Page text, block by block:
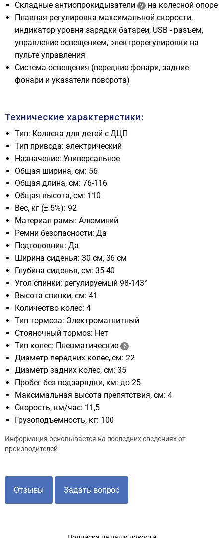
Складные антиопрокидыватели
на колесной опоре
Плавная регулировка максимальной скорости,
индикатор уровня зарядки батареи, USB - разъем,
управление освещением, электрорегулировки на
пульте управления
Система освещения (передние фонари, задние
фонари и указатели поворота)
Технические характеристики:
Тип: Коляска для детей с ДЦП
Тип привода: электрический
Назначение: Универсальное
Общая ширина, см: 56
Общая длина, см: 76-116
Общая высота, см: 110
Вес, кг (± 5%): 92
Материал рамы: Алюминий
Ремни безопасности: Да
Подголовник: Да
Ширина сиденья: 30 см, 36 см
Глубина сиденья, см: 35-40
Угол спинки: регулируемый 98-143°
Высота спинки, см: 41
Количество колес: 4
Тип тормоза: Электромагнитный
Стояночный тормоз: Нет
Тип колес: Пневматические
Диаметр передних колес, см: 22
Диаметр задних колес, см: 35
Пробег без подзарядки, км: до 25
Максимальная высота препятствия, см: 4
Скорость, км/час: 11,5
Грузоподъемность, кг: 100
Информация основывается на последних сведениях от
производителей
Отзывы Задать вопрос